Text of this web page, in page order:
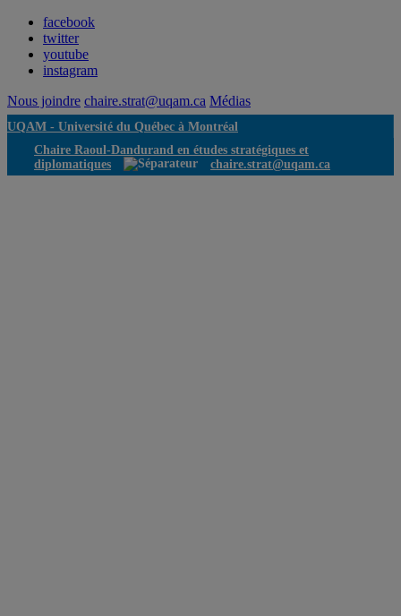
facebook
twitter
youtube
instagram
Nous joindre chaire.strat@uqam.ca Médias
UQAM - Université du Québec à Montréal
Chaire Raoul-Dandurand en études stratégiques et
diplomatiques
chaire.strat@uqam.ca